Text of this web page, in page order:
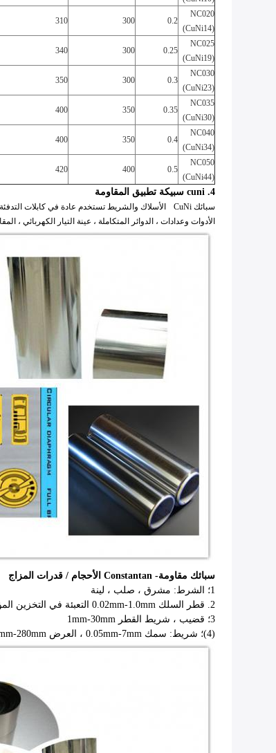
NC020
(CuNi14)
0.2
300
310
NC025
(CuNi19)
0.25
300
340
NC030
(CuNi23)
0.3
300
350
NC035
(CuNi30)
0.35
350
400
NC040
(CuNi34)
0.4
350
400
NC050
(CuNi44)
0.5
400
420
4. cuni سبيكة تطبيق المقاومة
سبائك CuNi الأسلاك والشريط تستخدم عادة في كابلات
الأدوات وعدادات ، الدوائر المتكاملة ، عينة التيار الكهربائي ،
سبائك مقاومة- Constantan الأحجام / قدرات المزاج
1؛
الشرط: مشرق ، صلب ، لينة
2. قطر السلك 0.02mm-1.0mm التعبئة في التخزين المؤقت ، كبيرة من 1.0 مم التعبئة في الملف
3؛ قضيب ، شريط القطر 1mm-30mm
(4)؛
شريط: سمك 0.05mm-7mm ، العرض 1mm-280mm